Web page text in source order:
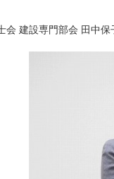
会 建設専門部会 田中保